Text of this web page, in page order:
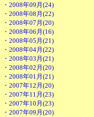
・2008年09月(24)
・2008年08月(22)
・2008年07月(20)
・2008年06月(16)
・2008年05月(21)
・2008年04月(22)
・2008年03月(21)
・2008年02月(20)
・2008年01月(21)
・2007年12月(20)
・2007年11月(23)
・2007年10月(23)
・2007年09月(20)